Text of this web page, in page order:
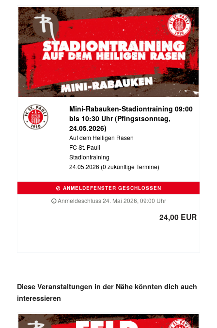
Mini-Rabauken-Stadiontraining 09:00
bis 10:30 Uhr (Pfingstsonntag,
24.05.2026)
Auf dem Heiligen Rasen
FC St. Pauli
Stadiontraining
24.05.2026 (0 zukünftige Termine)
ANMELDEFENSTER GESCHLOSSEN
Anmeldeschluss 24. Mai 2026, 09:00 Uhr
24,00 EUR
Diese Veranstaltungen in der Nähe könnten dich auch
interessieren